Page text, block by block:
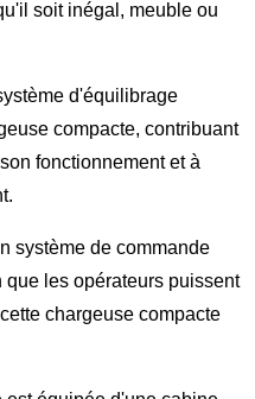
soit inégal, meuble ou
d'équilibrage
compacte, contribuant
fonctionnement et à
système de commande
les opérateurs puissent
chargeuse compacte